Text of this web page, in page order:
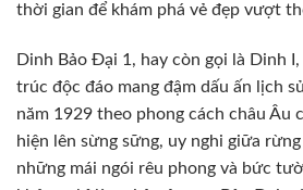
thời gian để khám phá vẻ đẹp vượt
Dinh Bảo Đại 1, hay còn gọi là Dinh
trúc độc đáo mang đậm dấu ấn lịch
năm 1929 theo phong cách châu Âu
hiện lên sừng sững, uy nghi giữa
những mái ngói rêu phong và bức